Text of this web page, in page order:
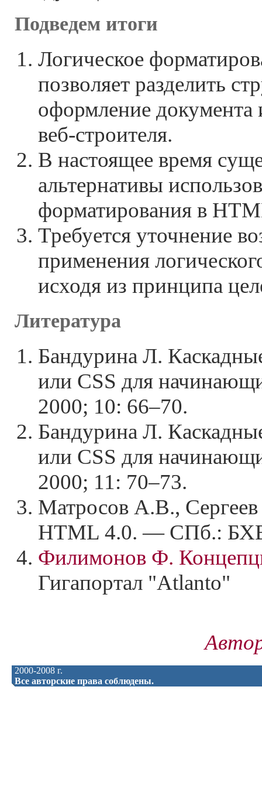
Подведем итоги
Логическое
позволяет разделить
оформление документа
веб-строителя.
В настоящее время
альтернативы
форматирования в
Требуется уточнение
применения
исходя из принципа
Литература
Бандурина Л.
или CSS для
2000; 10: 66–70.
Бандурина Л.
или CSS для
2000; 11: 70–73.
Матросов А.В.,
HTML 4.0. — СПб.:
Филимонов Ф.
Гигапортал "Atlanto"
2000-2008 г.
Все авторские права соблюдены.